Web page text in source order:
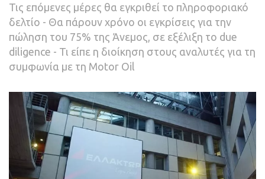
Τις επόμενες μέρες θα εγκριθεί το πληροφοριακό
δελτίο - Θα πάρουν χρόνο οι εγκρίσεις για την
πώληση του 75% της Άνεμος, σε εξέλιξη το due
diligence - Τι είπε η διοίκηση στους αναλυτές για τη
συμφωνία με τη Motor Oil